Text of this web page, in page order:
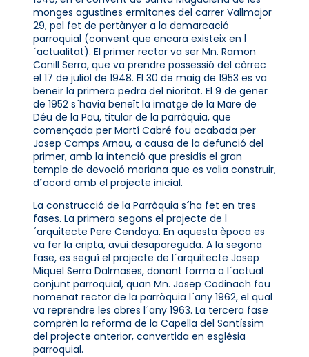
monges agustines ermitanes del carrer Vallmajor
29, pel fet de pertànyer a la demarcació
parroquial (convent que encara existeix en l
´actualitat). El primer rector va ser Mn. Ramon
Conill Serra, que va prendre possessió del càrrec
el 17 de juliol de 1948. El 30 de maig de 1953 es va
beneir la primera pedra del nioritat. El 9 de gener
de 1952 s´havia beneït la imatge de la Mare de
Déu de la Pau, titular de la parròquia, que
començada per Martí Cabré fou acabada per
Josep Camps Arnau, a causa de la defunció del
primer, amb la intenció que presidís el gran
temple de devoció mariana que es volia construir,
d´acord amb el projecte inicial.
La construcció de la Parròquia s´ha fet en tres
fases. La primera segons el projecte de l
´arquitecte Pere Cendoya. En aquesta època es
va fer la cripta, avui desapareguda. A la segona
fase, es seguí el projecte de l´arquitecte Josep
Miquel Serra Dalmases, donant forma a l´actual
conjunt parroquial, quan Mn. Josep Codinach fou
nomenat rector de la parròquia l´any 1962, el qual
va reprendre les obres l´any 1963. La tercera fase
comprèn la reforma de la Capella del Santíssim
del projecte anterior, convertida en església
parroquial.